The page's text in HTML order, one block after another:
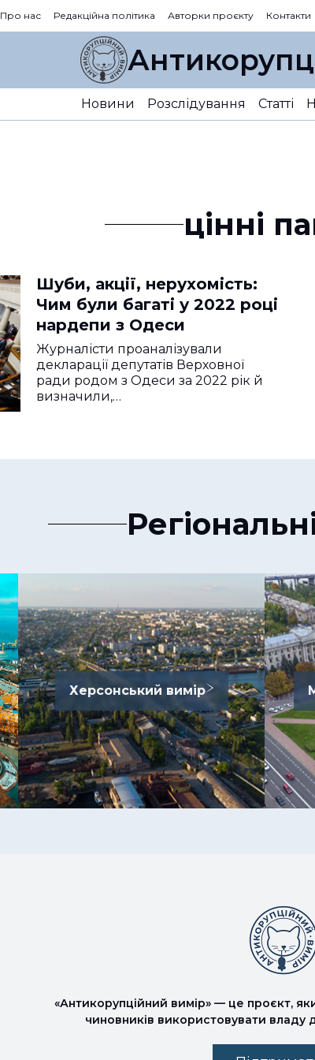
Про нас Редакційна політика Авторки проєкту Контакти
Новини Розслідування Статті
цінні
Шуби, акції, нерухомість:
Чим були багаті у 2022 році
нардепи з Одеси
Журналісти проаналізували
декларації депутатів Верховної
ради родом з Одеси за 2022 рік й
визначили,…
Херсонський вимір
«Антикорупційний вимір» — це проєкт,
чиновників використовувати владу